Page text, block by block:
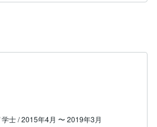
士 / 2015年4月 〜 2019年3月